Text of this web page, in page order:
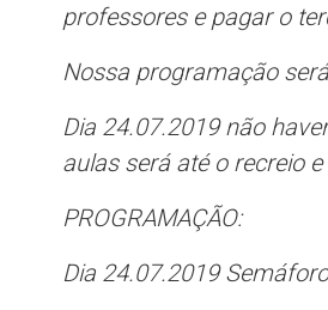
professores e pagar o
Nossa programação
Dia 24.07.2019 não
aulas será até o recreio
PROGRAMAÇÃO:
Dia 24.07.2019